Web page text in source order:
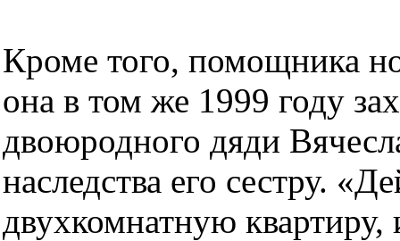
Кроме того, помощника
она в том же 1999 году
двоюродного дяди
наследства его сестру.
двухкомнатную квартиру,